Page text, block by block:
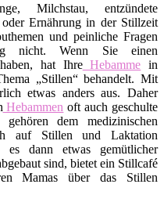
Milchstau, entzündete
Ernährung in der Stillzeit
und peinliche Fragen
nicht. Wenn Sie einen
hat IhreHebamme in
„Stillen“ behandelt. Mit
etwas anders aus. Daher
Hebammen oft auch geschulte
dem medizinischen
auf Stillen und Laktation
es dann etwas gemütlicher
sind, bietet ein Stillcafé
Mamas über das Stillen